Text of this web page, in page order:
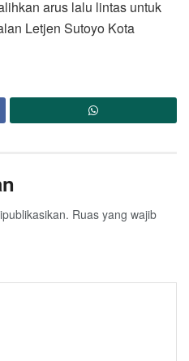
arus lalu lintas untuk
Letjen Sutoyo Kota
Ruas yang wajib